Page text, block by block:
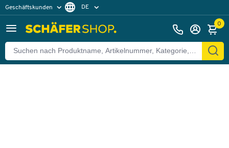
Geschäftskunden DE
0
Zurück